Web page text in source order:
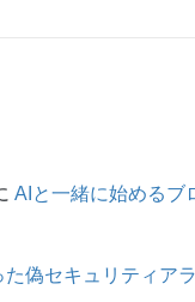
AIと一緒に始めるブ
た偽セキュリティア